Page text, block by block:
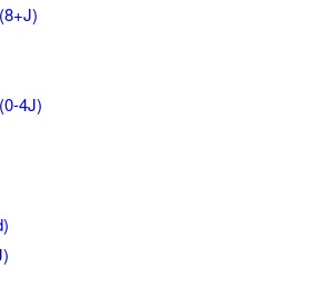
4J)